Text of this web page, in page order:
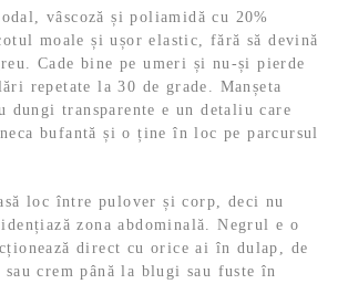
vâscoză și poliamidă cu 20%
moale și ușor elastic, fără să devină
Cade bine pe umeri și nu-și pierde
repetate la 30 de grade. Manșeta
dungi transparente e un detaliu care
bufantă și o ține în loc pe parcursul
loc între pulover și corp, deci nu
zona abdominală. Negrul e o
direct cu orice ai în dulap, de
crem până la blugi sau fuste în